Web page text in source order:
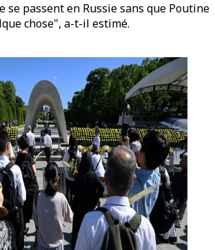
se passent en Russie sans que Poutine
chose", a-t-il estimé.